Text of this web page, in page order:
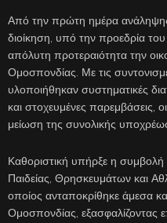
Από την πρώτη ημέρα
διοίκηση, υπό την προεδρία
απόλυτη προτεραιότητα την
Ομοσπονδίας. Με τις
υλοποιήθηκαν συστηματικές
και στοχευμένες παρεμβάσεις,
μείωση της συνολικής
Καθοριστική υπήρξε η
Παιδείας, Θρησκευμάτων και
οποίος ανταποκρίθηκε άμεσα
Ομοσπονδίας, εξασφαλίζοντας